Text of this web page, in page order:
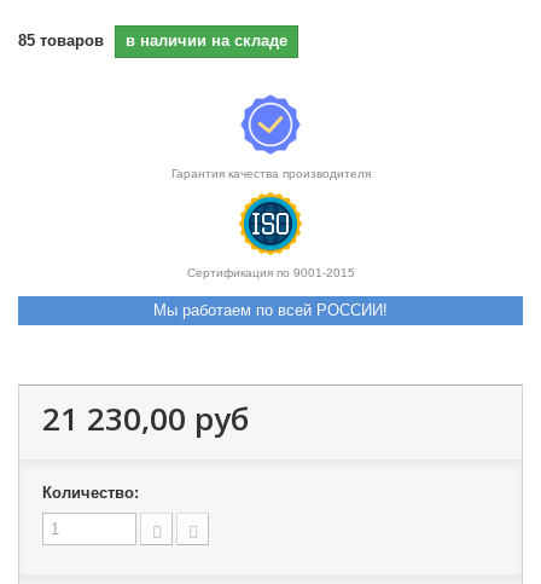
85 товаров в наличии на складе
Гарантия качества производителя
Сертификация по 9001-2015
Мы работаем по всей РОССИИ!
21 230,00 руб
Количество: